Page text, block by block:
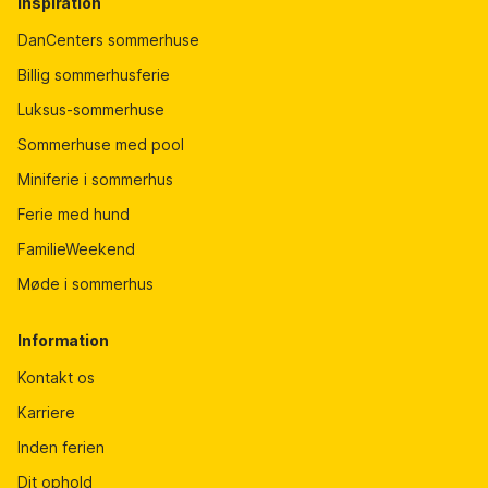
DanCenters sommerhuse
Billig sommerhusferie
Luksus-sommerhuse
Sommerhuse med pool
Miniferie i sommerhus
Ferie med hund
FamilieWeekend
Møde i sommerhus
Information
Kontakt os
Karriere
Inden ferien
Dit ophold